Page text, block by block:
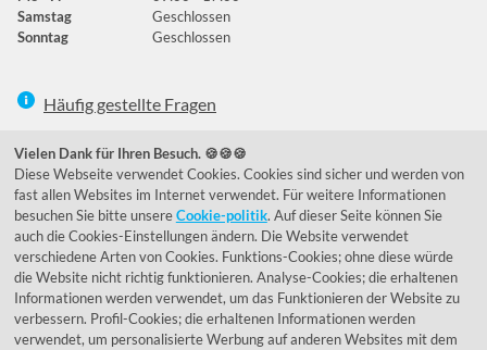
Samstag
Geschlossen
Sonntag
Geschlossen
Häufig gestellte Fragen
039292 - 678215
de@lumidora.com
FacebookInstagram
Kundenmeinungen
Exzellent - eKomi.de
Vielen Dank für Ihren Besuch. 🍪🍪🍪
Diese Webseite verwendet Cookies. Cookies sind sicher und werden von
fast allen Websites im Internet verwendet. Für weitere Informationen
besuchen Sie bitte unsereCookie-politik. Auf dieser Seite können Sie
auch die Cookies-Einstellungen ändern. Die Website verwendet
verschiedene Arten von Cookies. Funktions-Cookies; ohne diese würde
die Website nicht richtig funktionieren. Analyse-Cookies; die erhaltenen
Informationen werden verwendet, um das Funktionieren der Website zu
verbessern. Profil-Cookies; die erhaltenen Informationen werden
verwendet, um personalisierte Werbung auf anderen Websites mit dem